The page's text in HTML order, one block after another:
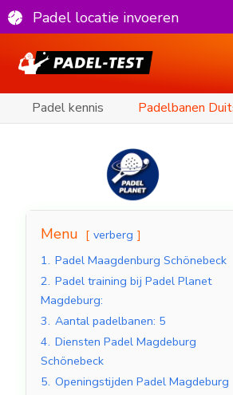
Padel locatie invoeren
Padel kennis Padelbanen
Menu
verberg
1. Padel Maagdenburg Schönebeck
2. Padel training bij Padel Planet
Magdeburg:
3. Aantal padelbanen: 5
4. Diensten Padel Magdeburg
Schönebeck
5. Openingstijden Padel Magdeburg